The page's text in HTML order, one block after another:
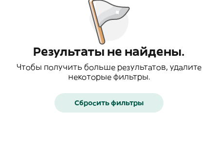
Результаты не найдены.
Чтобы получить больше результатов, удалите
некоторые фильтры.
Сбросить фильтры